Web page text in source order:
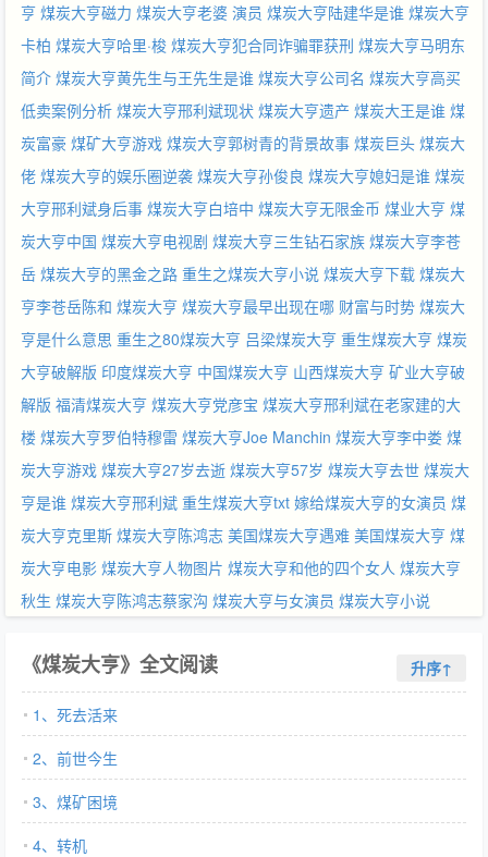
亨 煤炭大亨磁力 煤炭大亨老婆 演员 煤炭大亨陆建华是谁 煤炭大亨
卡柏 煤炭大亨哈里·梭 煤炭大亨犯合同诈骗罪获刑 煤炭大亨马明东
简介 煤炭大亨黄先生与王先生是谁 煤炭大亨公司名 煤炭大亨高买
低卖案例分析 煤炭大亨邢利斌现状 煤炭大亨遗产 煤炭大王是谁 煤
炭富豪 煤矿大亨游戏 煤炭大亨郭树青的背景故事 煤炭巨头 煤炭大
佬 煤炭大亨的娱乐圈逆袭 煤炭大亨孙俊良 煤炭大亨媳妇是谁 煤炭
大亨邢利斌身后事 煤炭大亨白培中 煤炭大亨无限金币 煤业大亨 煤
炭大亨中国 煤炭大亨电视剧 煤炭大亨三生钻石家族 煤炭大亨李苍
岳 煤炭大亨的黑金之路 重生之煤炭大亨小说 煤炭大亨下载 煤炭大
亨李苍岳陈和 煤炭大亨 煤炭大亨最早出现在哪 财富与时势 煤炭大
亨是什么意思 重生之80煤炭大亨 吕梁煤炭大亨 重生煤炭大亨 煤炭
大亨破解版 印度煤炭大亨 中国煤炭大亨 山西煤炭大亨 矿业大亨破
解版 福清煤炭大亨 煤炭大亨党彦宝 煤炭大亨邢利斌在老家建的大
楼 煤炭大亨罗伯特穆雷 煤炭大亨Joe Manchin 煤炭大亨李中娄 煤
炭大亨游戏 煤炭大亨27岁去逝 煤炭大亨57岁 煤炭大亨去世 煤炭大
亨是谁 煤炭大亨邢利斌 重生煤炭大亨txt 嫁给煤炭大亨的女演员 煤
炭大亨克里斯 煤炭大亨陈鸿志 美国煤炭大亨遇难 美国煤炭大亨 煤
炭大亨电影 煤炭大亨人物图片 煤炭大亨和他的四个女人 煤炭大亨
秋生 煤炭大亨陈鸿志蔡家沟 煤炭大亨与女演员 煤炭大亨小说
《煤炭大亨》全文阅读 升序↑
1、死去活来
2、前世今生
3、煤矿困境
4、转机